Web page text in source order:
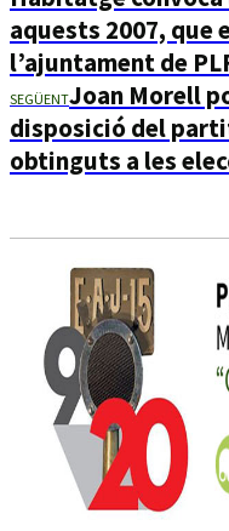
aquests 2007, que
l’ajuntament de
SEGÜENTJoan Morell
disposició del
obtinguts a les